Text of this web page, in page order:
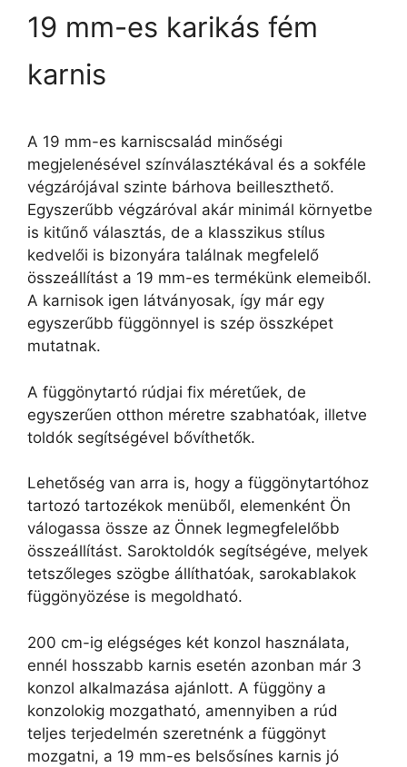
19 mm-es karikás fém
karnis
A 19 mm-es karniscsalád minőségi
megjelenésével színválasztékával és a sokféle
végzárójával szinte bárhova beilleszthető.
Egyszerűbb végzáróval akár minimál környetbe
is kitűnő választás, de a klasszikus stílus
kedvelői is bizonyára találnak megfelelő
összeállítást a 19 mm-es termékünk elemeiből.
A karnisok igen látványosak, így már egy
egyszerűbb függönnyel is szép összképet
mutatnak.
A függönytartó rúdjai fix méretűek, de
egyszerűen otthon méretre szabhatóak, illetve
toldók segítségével bővíthetők.
Lehetőség van arra is, hogy a függönytartóhoz
tartozó tartozékok menüből, elemenként Ön
válogassa össze az Önnek legmegfelelőbb
összeállítást. Saroktoldók segítségéve, melyek
tetszőleges szögbe állíthatóak, sarokablakok
függönyözése is megoldható.
200 cm-ig elégséges két konzol használata,
ennél hosszabb karnis esetén azonban már 3
konzol alkalmazása ajánlott. A függöny a
konzolokig mozgatható, amennyiben a rúd
teljes terjedelmén szeretnénk a függönyt
mozgatni, a 19 mm-es belsősínes karnis jó